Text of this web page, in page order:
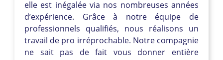
elle est inégalée via nos nombreuses années
d’expérience. Grâce à notre équipe de
professionnels qualifiés, nous réalisons un
travail de pro irréprochable. Notre compagnie
ne sait pas de fait vous donner entière